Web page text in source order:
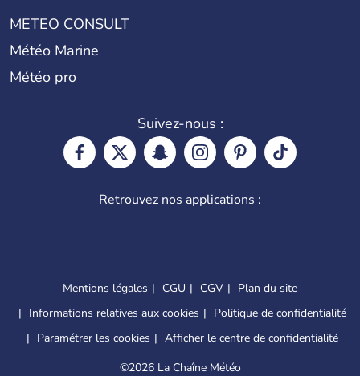
METEO CONSULT
Météo Marine
Météo pro
Suivez-nous :
Retrouvez nos applications :
Mentions légales CGU CGV
Plan du site
Informations relatives aux cookies
Politique de confidentialité
Paramétrer les cookies
Afficher le centre de confidentialité
©2026 La Chaîne Météo